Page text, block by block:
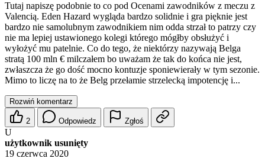
Tutaj napiszę podobnie to co pod Ocenami zawodników z meczu z
Valencią. Eden Hazard wygląda bardzo solidnie i gra pięknie jest
bardzo nie samolubnym zawodnikiem nim odda strzał to patrzy czy
nie ma lepiej ustawionego kolegi którego mógłby obsłużyć i
wyłożyć mu patelnie. Co do tego, że niektórzy nazywają Belga
stratą 100 mln € milczałem bo uważam że tak do końca nie jest,
zwłaszcza że go dość mocno kontuzje sponiewierały w tym sezonie.
Mimo to liczę na to że Belg przełamie strzelecką impotencję i...
Rozwiń komentarz
2 Odpowiedz Zgłoś
U
użytkownik usunięty
19 czerwca 2020